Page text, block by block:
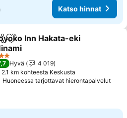
Katso hinnat
Lisää suosikkeihin
Inn Hakata-eki
Hyvä
4 019
2.1 km kohteesta Keskusta
Huoneessa tarjottavat hierontapalvelut